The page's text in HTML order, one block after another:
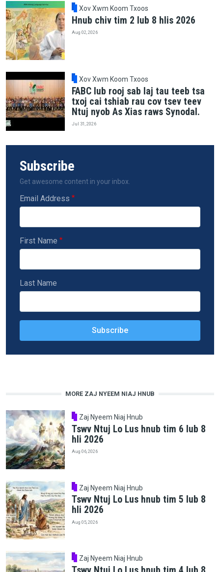
Xov Xwm Koom Txoos
Hnub chiv tim 2 lub 8 hlis 2026
Aug 02, 2026
Xov Xwm Koom Txoos
FABC lub rooj sab laj tau teeb tsa
txoj cai tshiab rau cov tsev teev
Ntuj nyob As Xias raws Synodal.
Jul 31, 2026
Subscribe
Get awesome content in your inbox.
Email Address
First Name
Last Name
MORE ZAJ NYEEM NIAJ HNUB
Zaj Nyeem Niaj Hnub
Tswv Ntuj Lo Lus hnub tim 6 lub 8
hli 2026
Aug 06, 2026
Zaj Nyeem Niaj Hnub
Tswv Ntuj Lo Lus hnub tim 5 lub 8
hli 2026
Aug 05, 2026
Zaj Nyeem Niaj Hnub